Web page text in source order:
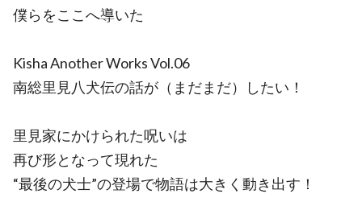
僕らをここへ導いた
Kisha Another Works Vol.06
南総里見八犬伝の話が（まだまだ）したい！
里見家にかけられた呪いは
再び形となって現れた
“最後の犬士”の登場で物語は大きく動き出す！